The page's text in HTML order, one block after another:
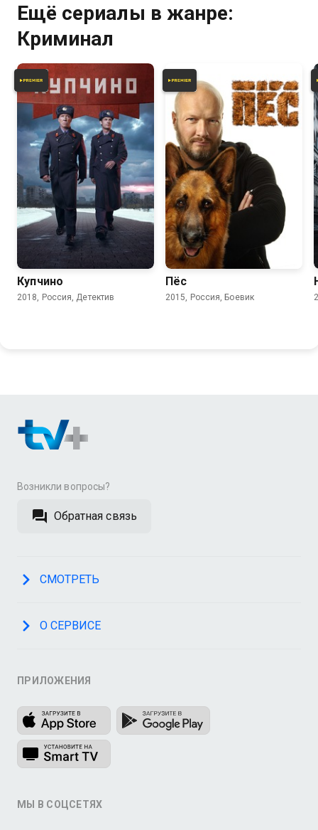
Ещё сериалы в жанре:
Криминал
7.9
Купчино
2018, Россия, Детектив
7.2 6.2
Пёс
2015, Россия, Боевик
Возникли вопросы?
Обратная связь
СМОТРЕТЬ
О СЕРВИСЕ
ПРИЛОЖЕНИЯ
МЫ В СОЦСЕТЯХ